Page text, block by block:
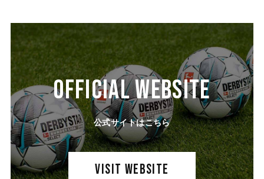
OFFICIAL WEBSITE
公式サイトはこちら
VISIT WEBSITE